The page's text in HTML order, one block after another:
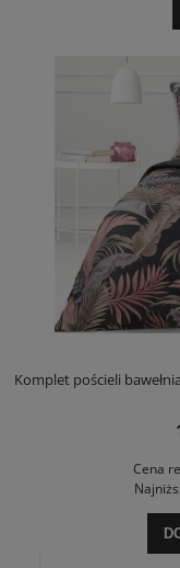
Komplet pościeli
Cena